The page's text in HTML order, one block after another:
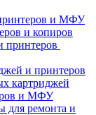
и МФУ
и копиров
принтеров
и принтеров
картриджей
и МФУ
для ремонта и